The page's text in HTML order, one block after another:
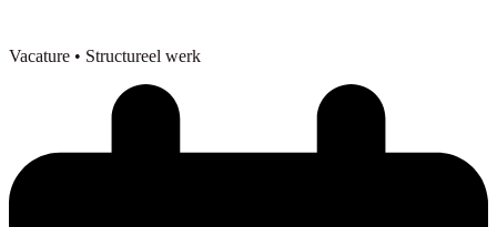
Vacature • Structureel werk